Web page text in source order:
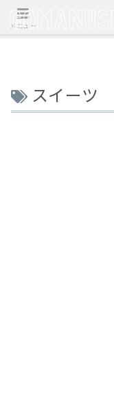
スイーツ
メニュー